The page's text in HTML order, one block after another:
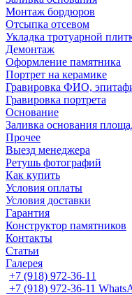
Монтаж бордюров
Отсыпка отсевом
Укладка тротуарной
Демонтаж
Оформление памятника
Портрет на керамике
Гравировка ФИО,
Гравировка портрета
Основание
Заливка основания
Прочее
Выезд менеджера
Ретушь фотографий
Как купить
Условия оплаты
Условия доставки
Гарантия
Конструктор памятников
Контакты
Статьи
Галерея
+7 (918) 972-36-11
+7 (918) 972-36-11